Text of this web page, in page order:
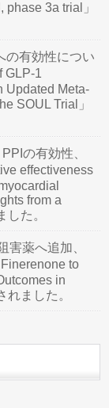
3a trial」
の有効性につい
GLP-1
Updated Meta-
SOUL Trial」
の有効性、
effectiveness
from a
た。
害薬へ追加、
to
in
ました。